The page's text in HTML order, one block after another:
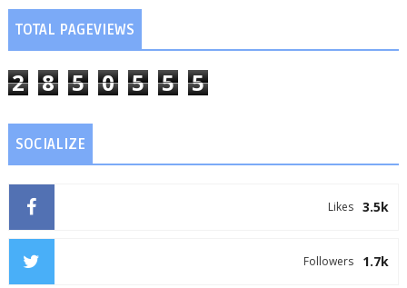
TOTAL PAGEVIEWS
2 8 5 0 5 5 5
SOCIALIZE
3.5k
Likes
1.7k
Followers